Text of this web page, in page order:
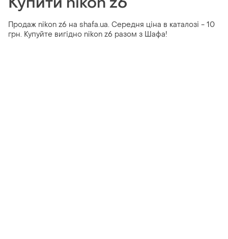
Продаж nikon z6 на shafa.ua. Середня ціна в каталозі - 10
грн. Купуйте вигідно nikon z6 разом з Шафа!